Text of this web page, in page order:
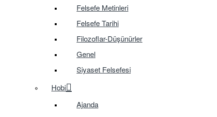
Felsefe Metinleri
Felsefe Tarihi
Filozoflar-Düşünürler
Genel
Siyaset Felsefesi
Hobi
Ajanda